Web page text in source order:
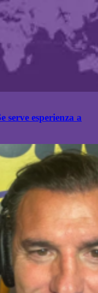
serve esperienza a